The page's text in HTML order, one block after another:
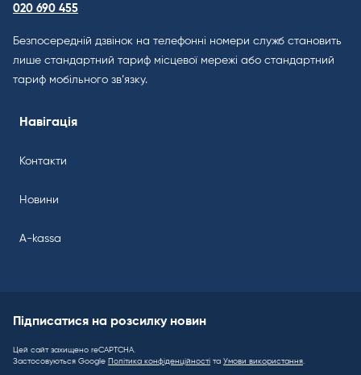
020 690 455
Безпосередній дзвінок на телефонні номери служб становить
лише стандартний тариф місцевої мережі або стандартний
тариф мобільного зв’язку.
Навігація
Контакти
Новини
A-kassa
Підписатися на розсилку новин
Цей сайт захищено reCAPTCHA.
Застосовуються Google Політика конфіденційності та Умови використання.